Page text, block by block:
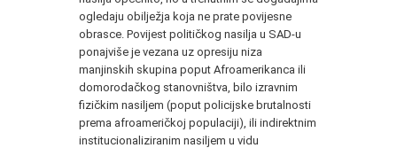
ogledaju obilježja koja ne prate povijesne
obrasce. Povijest političkog nasilja u SAD-u
ponajviše je vezana uz opresiju niza
manjinskih skupina poput Afroamerikanca ili
domorodačkog stanovništva, bilo izravnim
fizičkim nasiljem (poput policijske brutalnosti
prema afroameričkoj populaciji), ili indirektnim
institucionaliziranim nasiljem u vidu